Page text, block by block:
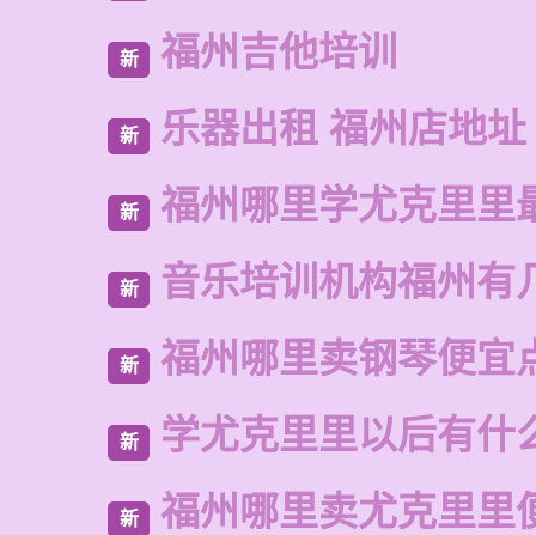
新 福州吉他培训
新 乐器出租 福州店地址
新 福州哪里学尤克里里
新 音乐培训机构福州有
新 福州哪里卖钢琴便宜
新 学尤克里里以后有什
新 福州哪里卖尤克里里